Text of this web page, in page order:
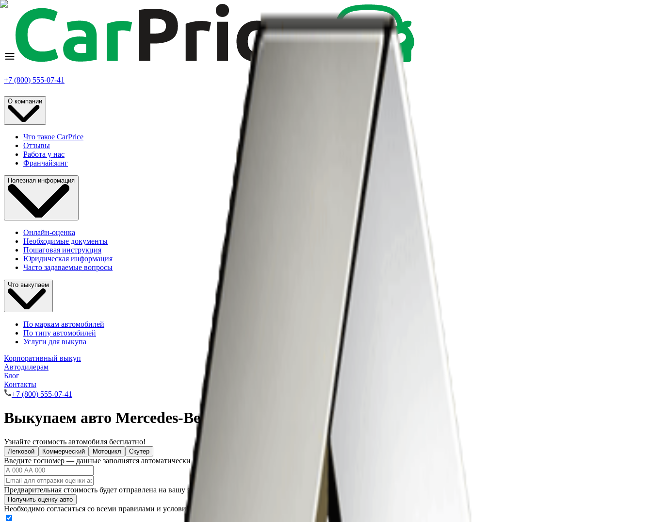
+7 (800) 555-07-41
О компании
Что такое CarPrice
Отзывы
Работа у нас
Франчайзинг
Полезная информация
Онлайн-оценка
Необходимые документы
Пошаговая инструкция
Юридическая информация
Часто задаваемые вопросы
Что выкупаем
По маркам автомобилей
По типу автомобилей
Услуги для выкупа
Корпоративный выкуп
Автодилерам
Блог
Контакты
+7 (800) 555-07-41
Выкупаем авто Mercedes-Benz SLC AMG
Узнайте стоимость автомобиля бесплатно!
Легковой Коммерческий Мотоцикл Скутер
Введите госномер — данные заполнятся автоматически
Предварительная стоимость будет отправлена на вашу электронную почту
Получить оценку авто
Необходимо согласиться со всеми правилами и условиями ниже